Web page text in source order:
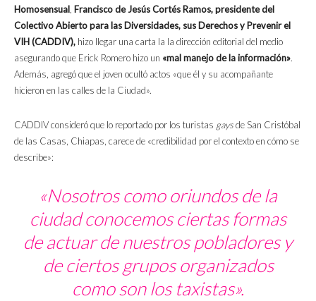
Homosensual, Francisco de Jesús Cortés Ramos, presidente del
Colectivo Abierto para las Diversidades, sus Derechos y Prevenir el
VIH (CADDIV), hizo llegar una carta la la dirección editorial del medio
asegurando que Erick Romero hizo un «mal manejo de la información».
Además, agregó que el joven ocultó actos «que él y su acompañante
hicieron en las calles de la Ciudad».
CADDIV consideró que lo reportado por los turistas gaysde San Cristóbal
de las Casas, Chiapas, carece de «credibilidad por el contexto en cómo se
describe»:
«Nosotros como oriundos de la
ciudad conocemos ciertas formas
de actuar de nuestros pobladores y
de ciertos grupos organizados
como son los taxistas».